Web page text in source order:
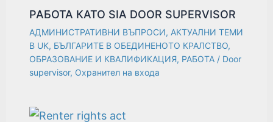
РАБОТА КАТО SIA DOOR SUPERVISOR
АДМИНИСТРАТИВНИ ВЪПРОСИ,АКТУАЛНИ ТЕМИ
В UK, БЪЛГАРИТЕ В ОБЕДИНЕНОТО КРАЛСТВО,
ОБРАЗОВАНИЕ И КВАЛИФИКАЦИЯ, РАБОТА / Door
supervisor, Охранител на входа